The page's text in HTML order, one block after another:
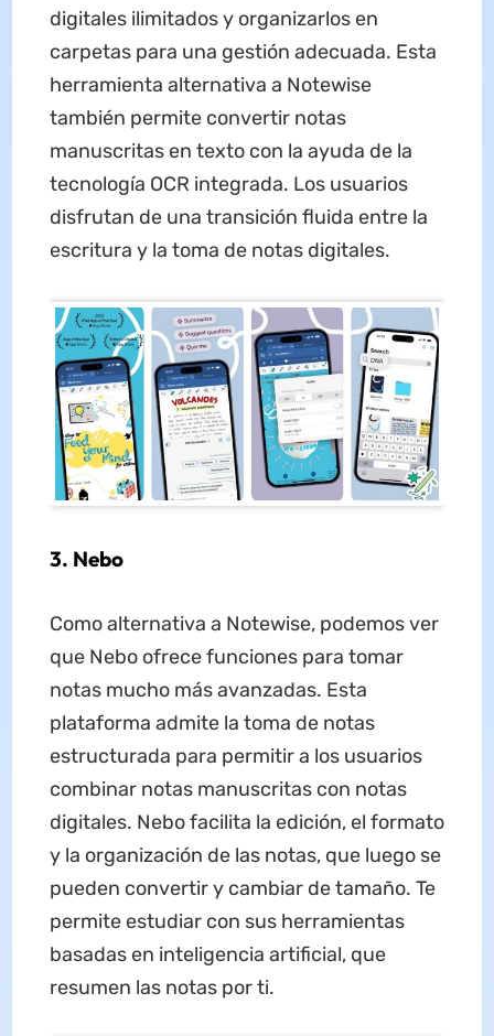
digitales ilimitados y organizarlos en
carpetas para una gestión adecuada. Esta
herramienta alternativa a Notewise
también permite convertir notas
manuscritas en texto con la ayuda de la
tecnología OCR integrada. Los usuarios
disfrutan de una transición fluida entre la
escritura y la toma de notas digitales.
3. Nebo
Como alternativa a Notewise, podemos ver
que Nebo ofrece funciones para tomar
notas mucho más avanzadas. Esta
plataforma admite la toma de notas
estructurada para permitir a los usuarios
combinar notas manuscritas con notas
digitales. Nebo facilita la edición, el formato
y la organización de las notas, que luego se
pueden convertir y cambiar de tamaño. Te
permite estudiar con sus herramientas
basadas en inteligencia artificial, que
resumen las notas por ti.